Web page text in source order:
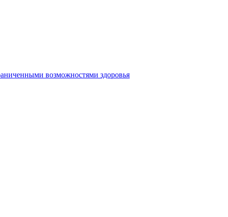
возможностями здоровья